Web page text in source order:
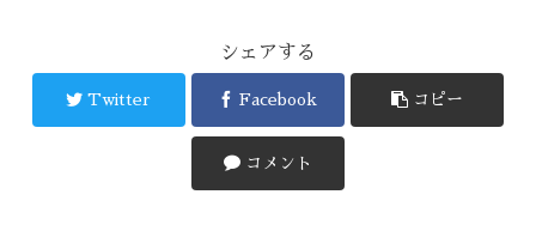
シェアする
Twitter Facebook コピー
コメント